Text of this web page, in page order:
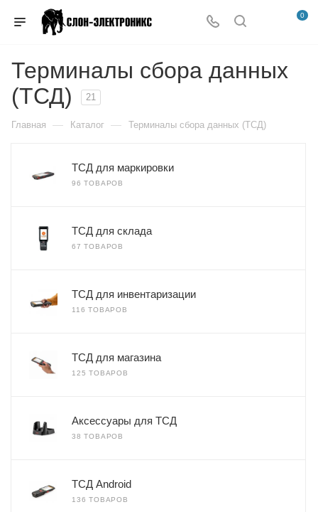
0
Терминалы сбора данных
(ТСД)
21
Главная — Каталог — Терминалы сбора данных (ТСД)
ТСД для маркировки
96 ТОВАРОВ
ТСД для склада
67 ТОВАРОВ
ТСД для инвентаризации
116 ТОВАРОВ
ТСД для магазина
125 ТОВАРОВ
Аксессуары для ТСД
38 ТОВАРОВ
ТСД Android
136 ТОВАРОВ